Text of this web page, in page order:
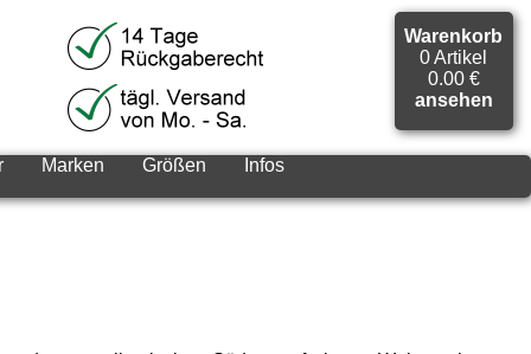
Warenkorb
0 Artikel
0.00 €
ansehen
Marken Größen Infos